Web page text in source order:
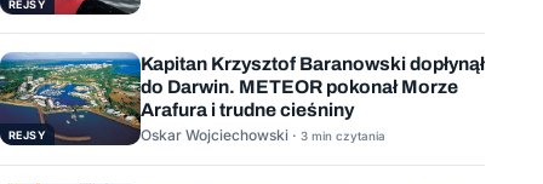
REJSY
REJSY
Kapitan Krzysztof Baranowski dopłynął
do Darwin. METEOR pokonał Morze
Arafura i trudne cieśniny
Oskar Wojciechowski · 3 min czytania